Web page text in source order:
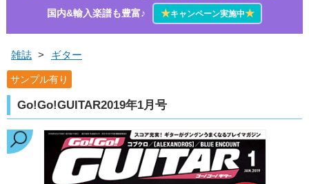
国内&輸入楽譜も豊富♪
★キャンペーン実施中★
雑誌 > ギター
サンプル有り
Go!Go!GUITAR2019年1月号